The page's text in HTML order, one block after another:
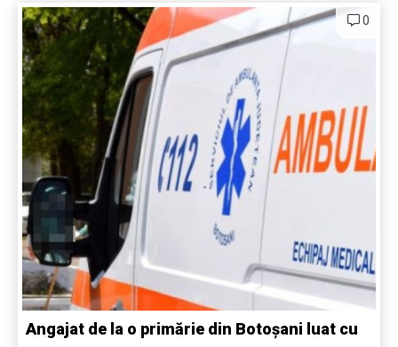
0
Angajat de la o primărie din Botoșani luat cu